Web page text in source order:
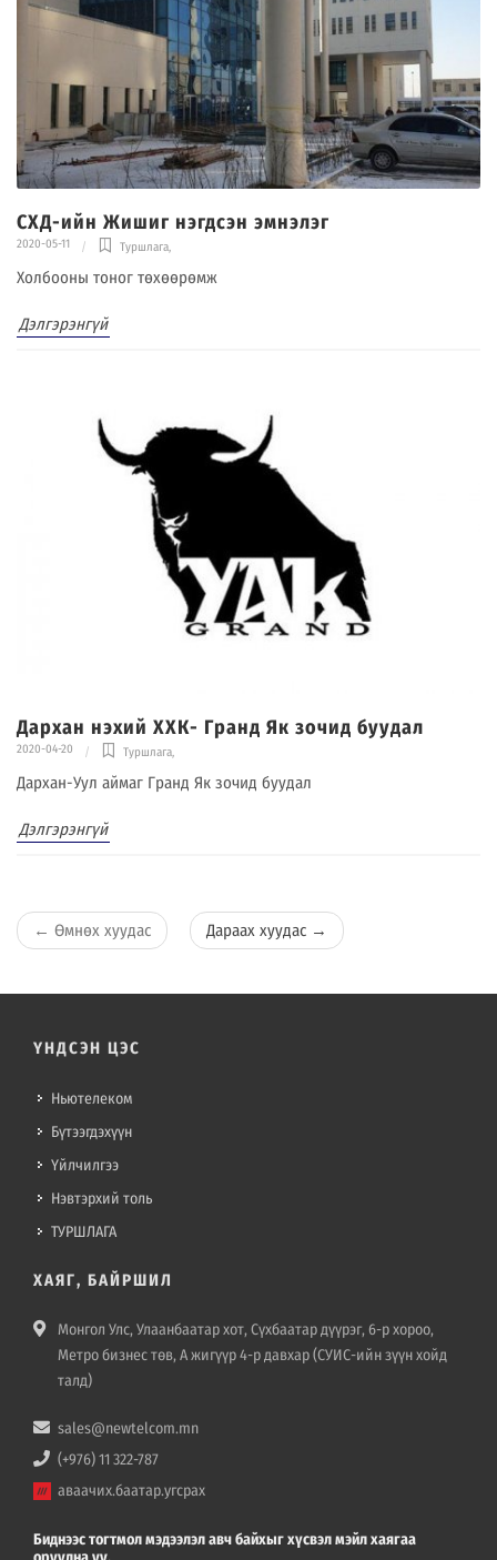
СХД-ийн Жишиг нэгдсэн эмнэлэг
2020-05-11 Туршлага,
Холбооны тоног төхөөрөмж
Дэлгэрэнгүй
Дархан нэхий ХХК- Гранд Як зочид буудал
2020-04-20 Туршлага,
Дархан-Уул аймаг Гранд Як зочид буудал
Дэлгэрэнгүй
← Өмнөх хуудас Дараах хуудас →
ҮНДСЭН ЦЭС
Ньютелеком
Бүтээгдэхүүн
Үйлчилгээ
Нэвтэрхий толь
ТУРШЛАГА
ХАЯГ, БАЙРШИЛ
Монгол Улс, Улаанбаатар хот, Сүхбаатар дүүрэг, 6-р хороо,
Метро бизнес төв, А жигүүр 4-р давхар (СУИС-ийн зүүн хойд
талд)
sales@newtelcom.mn
(+976) 11 322-787
аваачих.баатар.угсрах
Биднээс тогтмол мэдээлэл авч байхыг хүсвэл мэйл хаягаа